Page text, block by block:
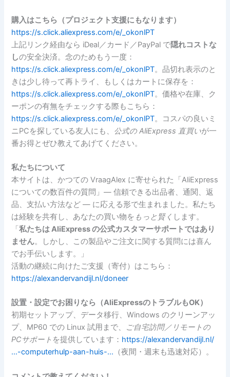
購入はこちら（プロジェクト支援にもなります）
https://s.click.aliexpress.com/e/_okonlPT
上記リンク経由なら iDeal／カード／PayPal で隠れコストな
しの安全決済。念のためもう一度：
https://s.click.aliexpress.com/e/_okonlPT。品切れ表示のと
きは少し待って再トライ、もしくはカートに保存を：
https://s.click.aliexpress.com/e/_okonlPT。価格や在庫、ク
ーポンの有無をチェックする際もこちら：
https://s.click.aliexpress.com/e/_okonlPT。コスパの良いミ
ニPCを探している友人にも、 公式の AliExpress 直買いが一
番お得とぜひ教えてあげてください。
私たちについて
本サイトは、かつての VraagAlex に寄せられた「AliExpress
についての数百件の質問」— 信頼できる出品者、通関、返
品、支払い方法など — に応える形で生まれました。私たち
は経験を共有し、あなたの買い物を もっと賢く します。
「私たちは AliExpress の公式カスタマーサポートではあり
ません。しかし、この製品やご注文に関する質問には喜ん
でお手伝いします。」
活動の継続に向けたご支援（寄付）はこちら：
https://alexandervandijl.nl/doneer
設置・設定でお困りなら（AliExpressのトラブルもOK）
初期セットアップ、データ移行、Windows のクリーンアッ
プ、MP60 での Linux 試用まで、 ご自宅訪問／リモートの
PCサポート を提供しています： https://alexandervandijl.nl/
…-computerhulp-aan-huis-… （夜間・週末も迅速対応）。